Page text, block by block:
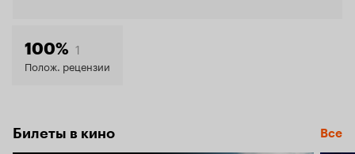
100% 1
Полож. рецензии
Билеты в кино Все